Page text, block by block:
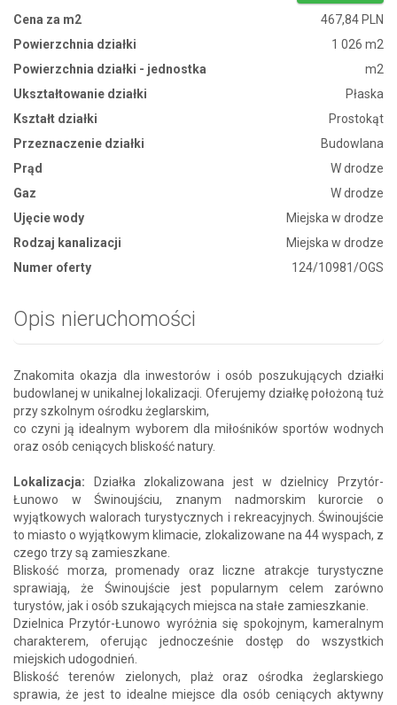
Cena za m2
467,84 PLN
Powierzchnia działki
1 026 m2
Powierzchnia działki - jednostka
m2
Ukształtowanie działki
Płaska
Kształt działki
Prostokąt
Przeznaczenie działki
Budowlana
Prąd
W drodze
Gaz
W drodze
Ujęcie wody
Miejska w drodze
Rodzaj kanalizacji
Miejska w drodze
Numer oferty
124/10981/OGS
Opis nieruchomości
Znakomita okazja dla inwestorów i osób poszukujących działki
budowlanej w unikalnej lokalizacji. Oferujemy działkę położoną tuż
przy szkolnym ośrodku żeglarskim,
co czyni ją idealnym wyborem dla miłośników sportów wodnych
oraz osób ceniących bliskość natury.
Lokalizacja: Działka zlokalizowana jest w dzielnicy Przytór-
Łunowo w Świnoujściu, znanym nadmorskim kurorcie o
wyjątkowych walorach turystycznych i rekreacyjnych. Świnoujście
to miasto o wyjątkowym klimacie, zlokalizowane na 44 wyspach, z
czego trzy są zamieszkane.
Bliskość morza, promenady oraz liczne atrakcje turystyczne
sprawiają, że Świnoujście jest popularnym celem zarówno
turystów, jak i osób szukających miejsca na stałe zamieszkanie.
Dzielnica Przytór-Łunowo wyróżnia się spokojnym, kameralnym
charakterem, oferując jednocześnie dostęp do wszystkich
miejskich udogodnień.
Bliskość terenów zielonych, plaż oraz ośrodka żeglarskiego
sprawia, że jest to idealne miejsce dla osób ceniących aktywny